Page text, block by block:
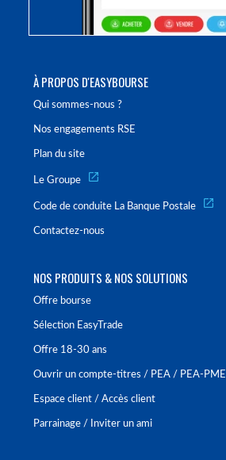
À PROPOS D'EASYBOURSE
Qui sommes-nous ?
Nos engagements RSE
Plan du site
Le Groupe
Code de conduite La Banque Postale
Contactez-nous
NOS PRODUITS & NOS SOLUTIONS
Offre bourse
Sélection EasyTrade
Offre 18-30 ans
Ouvrir un compte-titres / PEA / PEA-PME
Espace client / Accès client
Parrainage / Inviter un ami